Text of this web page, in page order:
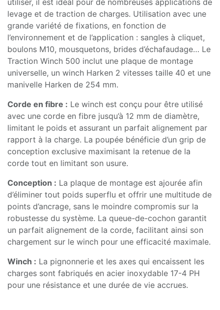
levage et de traction de charges. Utilisation avec une
grande variété de fixations, en fonction de
l’environnement et de l’application : sangles à cliquet,
boulons M10, mousquetons, brides d’échafaudage… Le
Traction Winch 500 inclut une plaque de montage
universelle, un winch Harken 2 vitesses taille 40 et une
manivelle Harken de 254 mm.
Corde en fibre : Le winch est conçu pour être utilisé
avec une corde en fibre jusqu’à 12 mm de diamètre,
limitant le poids et assurant un parfait alignement par
rapport à la charge. La poupée bénéficie d’un grip de
conception exclusive maximisant la retenue de la
corde tout en limitant son usure.
Conception : La plaque de montage est ajourée afin
d’éliminer tout poids superflu et offrir une multitude de
points d’ancrage, sans le moindre compromis sur la
robustesse du système. La queue-de-cochon garantit
un parfait alignement de la corde, facilitant ainsi son
chargement sur le winch pour une efficacité maximale.
Winch : La pignonnerie et les axes qui encaissent les
charges sont fabriqués en acier inoxydable 17-4 PH
pour une résistance et une durée de vie accrues.